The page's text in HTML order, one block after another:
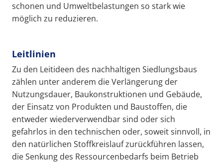
schonen und Umweltbelastungen so stark wie
möglich zu reduzieren.
Leitlinien
Zu den Leitideen des nachhaltigen Siedlungsbaus
zählen unter anderem die Verlängerung der
Nutzungsdauer, Baukonstruktionen und Gebäude,
der Einsatz von Produkten und Baustoffen, die
entweder wiederverwendbar sind oder sich
gefahrlos in den technischen oder, soweit sinnvoll, in
den natürlichen Stoffkreislauf zurückführen lassen,
die Senkung des Ressourcenbedarfs beim Betrieb